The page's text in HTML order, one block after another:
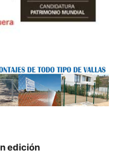
edición